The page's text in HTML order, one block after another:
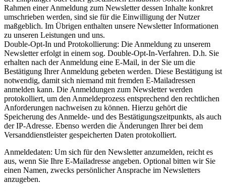
Rahmen einer Anmeldung zum Newsletter dessen Inhalte konkret
umschrieben werden, sind sie für die Einwilligung der Nutzer
maßgeblich. Im Übrigen enthalten unsere Newsletter Informationen
zu unseren Leistungen und uns.
Double-Opt-In und Protokollierung: Die Anmeldung zu unserem
Newsletter erfolgt in einem sog. Double-Opt-In-Verfahren. D.h. Sie
erhalten nach der Anmeldung eine E-Mail, in der Sie um die
Bestätigung Ihrer Anmeldung gebeten werden. Diese Bestätigung ist
notwendig, damit sich niemand mit fremden E-Mailadressen
anmelden kann. Die Anmeldungen zum Newsletter werden
protokolliert, um den Anmeldeprozess entsprechend den rechtlichen
Anforderungen nachweisen zu können. Hierzu gehört die
Speicherung des Anmelde- und des Bestätigungszeitpunkts, als auch
der IP-Adresse. Ebenso werden die Änderungen Ihrer bei dem
Versanddienstleister gespeicherten Daten protokolliert.
Anmeldedaten: Um sich für den Newsletter anzumelden, reicht es
aus, wenn Sie Ihre E-Mailadresse angeben. Optional bitten wir Sie
einen Namen, zwecks persönlicher Ansprache im Newsletters
anzugeben.